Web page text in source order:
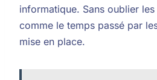
informatique. Sans oublier
comme le temps passé par
mise en place.